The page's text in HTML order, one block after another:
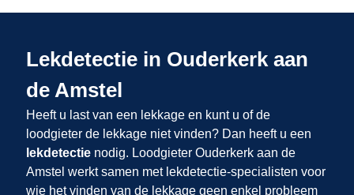
Lekdetectie in Ouderkerk aan
de Amstel
Heeft u last van een lekkage en kunt u of de
loodgieter de lekkage niet vinden? Dan heeft u een
lekdetectienodig. Loodgieter Ouderkerk aan de
Amstel werkt samen met lekdetectie-specialisten voor
wie het vinden van de lekkage geen enkel probleem